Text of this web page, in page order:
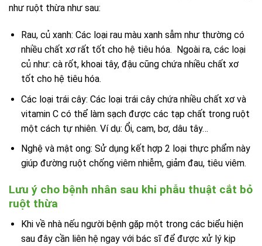
như ruột thừa như sau:
Rau, củ xanh: Các loại rau màu xanh sẫm như thường có
nhiều chất xơ rất tốt cho hệ tiêu hóa. Ngoài ra, các loại
củ như: cà rốt, khoai tây, đậu cũng chứa nhiều chất xơ
tốt cho hệ tiêu hóa.
Các loại trái cây: Các loại trái cây chứa nhiều chất xơ và
vitamin C có thể làm sạch được các tạp chất trong ruột
một cách tự nhiên. Ví dụ: Ổi, cam, bơ, dâu tây…
Nghệ và mật ong: Sử dụng kết hợp 2 loại thực phẩm này
giúp đường ruột chống viêm nhiễm, giảm đau, tiêu viêm.
Lưu ý cho bệnh nhân sau khi phẫu thuật cắt bỏ
ruột thừa
Khi về nhà nếu người bệnh gặp một trong các biểu hiện
sau đây cần liên hệ ngay với bác sĩ để được xử lý kịp